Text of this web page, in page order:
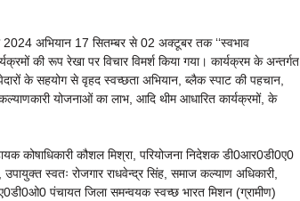
2024 अभियान 17 सितम्बर से 02 अक्टूबर तक ‘‘स्वभाव
की रूप रेखा पर विचार विमर्श किया गया। कार्यक्रम के अन्तर्गत
के सहयोग से वृहद स्वच्छता अभियान, ब्लैक स्पाट की पहचान,
योजनाओं का लाभ, आदि थीम आधारित कार्यक्रमों, के
कोषाधिकारी कौशल मिश्रा, परियोजना निदेशक डी0आर0डी0ए0
उपायुक्त स्वतः रोजगार राधवेन्द्र सिंह, समाज कल्याण अधिकारी,
पंचायत जिला समन्वयक स्वच्छ भारत मिशन (ग्रामीण)